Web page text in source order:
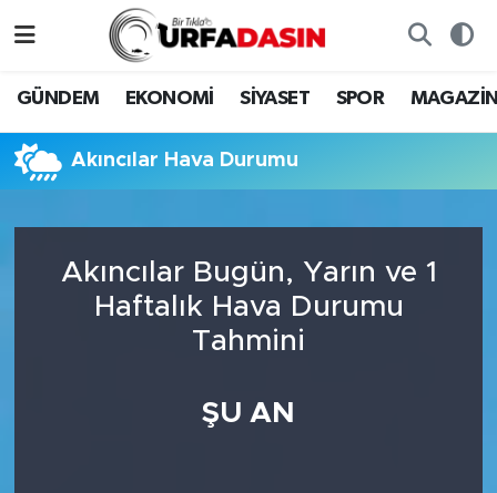
GÜNDEM EKONOMİ SİYASET SPOR
Akıncılar Hava Durumu
Akıncılar Bugün, Yarın ve 1
Haftalık Hava Durumu
Tahmini
ŞU AN
MAGAZİN
Nöbetçi Eczaneler
Süper Lig Puan Durumu ve Fikstür
Son Dakika Haberleri